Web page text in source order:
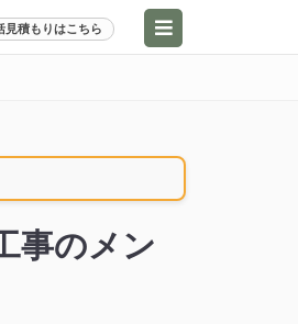
見積もりはこちら
事のメン